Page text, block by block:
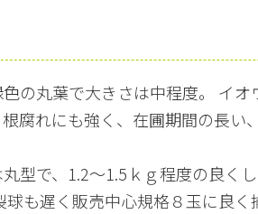
色の丸葉で大きさは中程度。 イオ
根腐れにも強く、在圃期間の長い
丸型で、1.2～1.5ｋｇ程度の良く
球も遅く販売中心規格８玉に良